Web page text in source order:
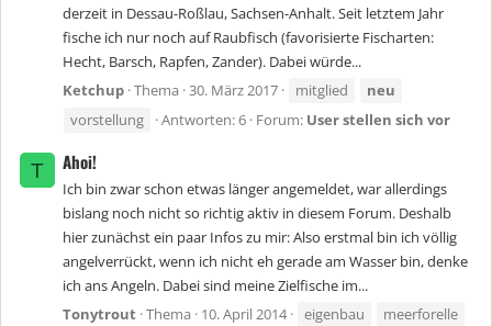
derzeit in Dessau-Roßlau, Sachsen-Anhalt. Seit letztem Jahr
fische ich nur noch auf Raubfisch (favorisierte Fischarten:
Hecht, Barsch, Rapfen, Zander). Dabei würde...
Ketchup Thema 30. März 2017 mitglied
neu
vorstellung
Antworten: 6 Forum: User stellen sich vor
T Ahoi!
Ich bin zwar schon etwas länger angemeldet, war allerdings
bislang noch nicht so richtig aktiv in diesem Forum. Deshalb
hier zunächst ein paar Infos zu mir: Also erstmal bin ich völlig
angelverrückt, wenn ich nicht eh gerade am Wasser bin, denke
ich ans Angeln. Dabei sind meine Zielfische im...
Tonytrout Thema 10. April 2014 eigenbau
meerforelle